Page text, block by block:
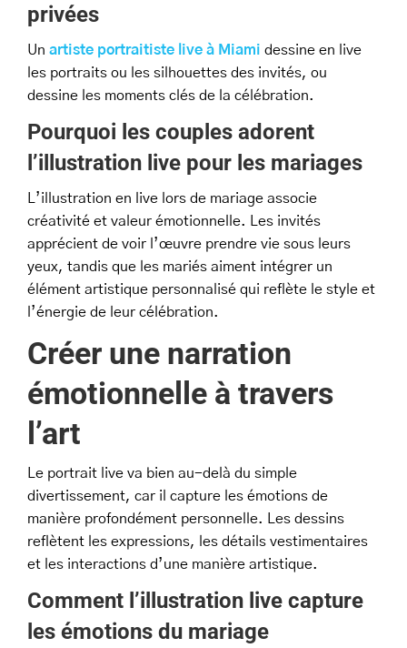
privées
Un artiste portraitiste live à Miami dessine en live
les portraits ou les silhouettes des invités, ou
dessine les moments clés de la célébration.
Pourquoi les couples adorent
l’illustration live pour les mariages
L’illustration en live lors de mariage associe
créativité et valeur émotionnelle. Les invités
apprécient de voir l’œuvre prendre vie sous leurs
yeux, tandis que les mariés aiment intégrer un
élément artistique personnalisé qui reflète le style et
l’énergie de leur célébration.
Créer une narration
émotionnelle à travers
l’art
Le portrait live va bien au-delà du simple
divertissement, car il capture les émotions de
manière profondément personnelle. Les dessins
reflètent les expressions, les détails vestimentaires
et les interactions d’une manière artistique.
Comment l’illustration live capture
les émotions du mariage